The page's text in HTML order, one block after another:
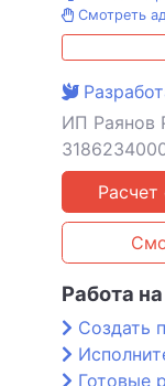
Смотреть
ИП Раянов
Работа
Создать
Готовые